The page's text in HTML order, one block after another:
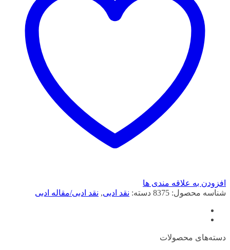
افزودن به علاقه مندی ها
شناسه محصول: 8375 دسته: نقد ادبی, نقد ادبی/مقاله ادبی
دسته‌های محصولات